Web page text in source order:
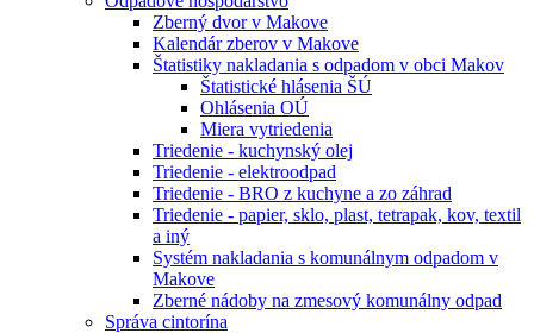
Zberný dvor v Makove
Kalendár zberov v Makove
Štatistiky nakladania s odpadom v obci Makov
Štatistické hlásenia ŠÚ
Ohlásenia OÚ
Miera vytriedenia
Triedenie - kuchynský olej
Triedenie - elektroodpad
Triedenie - BRO z kuchyne a zo záhrad
Triedenie - papier, sklo, plast, tetrapak, kov, textil
a iný
Systém nakladania s komunálnym odpadom v
Makove
Zberné nádoby na zmesový komunálny odpad
Správa cintorína